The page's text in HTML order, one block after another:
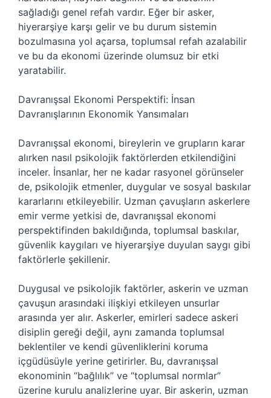
sağladığı genel refah vardır. Eğer bir asker,
hiyerarşiye karşı gelir ve bu durum sistemin
bozulmasına yol açarsa, toplumsal refah azalabilir
ve bu da ekonomi üzerinde olumsuz bir etki
yaratabilir.
Davranışsal Ekonomi Perspektifi: İnsan
Davranışlarının Ekonomik Yansımaları
Davranışsal ekonomi, bireylerin ve grupların karar
alırken nasıl psikolojik faktörlerden etkilendiğini
inceler. İnsanlar, her ne kadar rasyonel görünseler
de, psikolojik etmenler, duygular ve sosyal baskılar
kararlarını etkileyebilir. Uzman çavuşların askerlere
emir verme yetkisi de, davranışsal ekonomi
perspektifinden bakıldığında, toplumsal baskılar,
güvenlik kaygıları ve hiyerarşiye duyulan saygı gibi
faktörlerle şekillenir.
Duygusal ve psikolojik faktörler, askerin ve uzman
çavuşun arasındaki ilişkiyi etkileyen unsurlar
arasında yer alır. Askerler, emirleri sadece askeri
disiplin gereği değil, aynı zamanda toplumsal
beklentiler ve kendi güvenliklerini koruma
içgüdüsüyle yerine getirirler. Bu, davranışsal
ekonominin “bağlılık” ve “toplumsal normlar”
üzerine kurulu analizlerine uyar. Bir askerin, uzman